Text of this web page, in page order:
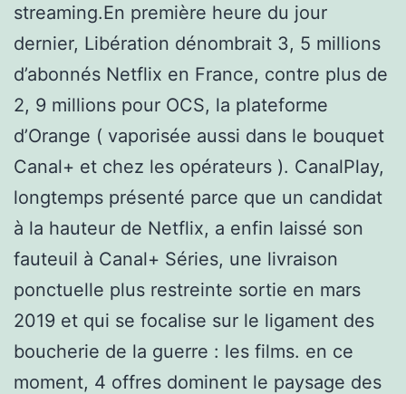
streaming.En première heure du jour
dernier, Libération dénombrait 3, 5 millions
d’abonnés Netflix en France, contre plus de
2, 9 millions pour OCS, la plateforme
d’Orange ( vaporisée aussi dans le bouquet
Canal+ et chez les opérateurs ). CanalPlay,
longtemps présenté parce que un candidat
à la hauteur de Netflix, a enfin laissé son
fauteuil à Canal+ Séries, une livraison
ponctuelle plus restreinte sortie en mars
2019 et qui se focalise sur le ligament des
boucherie de la guerre : les films. en ce
moment, 4 offres dominent le paysage des